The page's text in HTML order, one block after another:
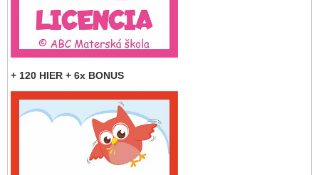
+ 120 HIER + 6x BONUS